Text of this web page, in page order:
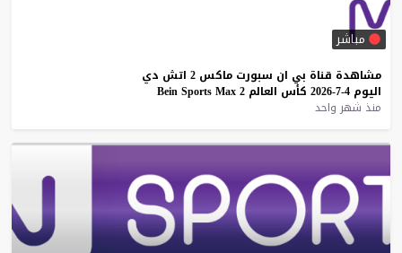
مباشر
مشاهدة قناة بي ان سبورت ماكس 2 اتش دي
اليوم 4-7-2026 كأس العالم Bein Sports Max 2
منذ شهر واحد